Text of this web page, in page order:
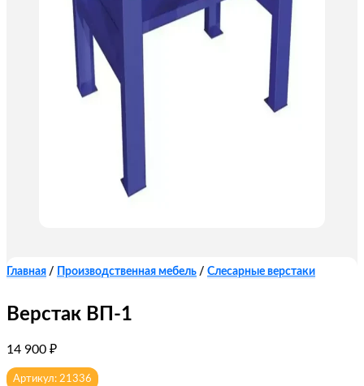
Главная / Производственная мебель / Слесарные верстаки
Верстак ВП-1
14 900 ₽
Артикул: 21336